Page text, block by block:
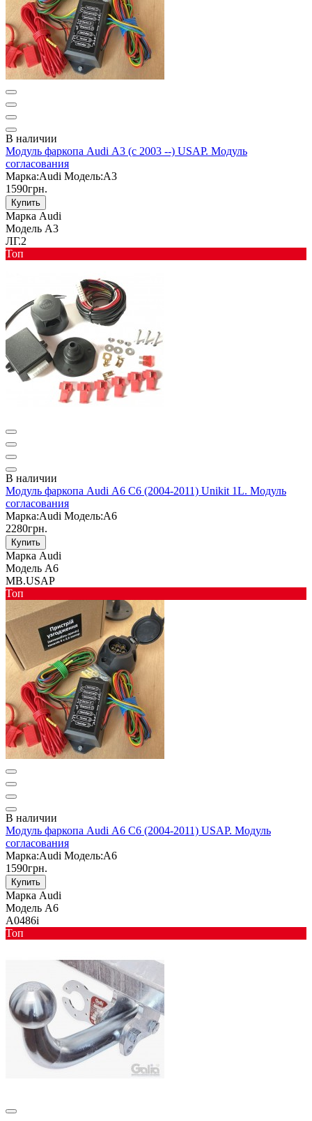
В наличии
Модуль фаркопа Audi А3 (с 2003 --) USAP. Модуль
согласования
Марка:Audi Модель:A3
1590грн.
Купить
Марка Audi
Модель A3
ЛГ.2
Toп
В наличии
Модуль фаркопа Audi А6 С6 (2004-2011) Unikit 1L. Модуль
согласования
Марка:Audi Модель:A6
2280грн.
Купить
Марка Audi
Модель A6
MB.USAP
Toп
В наличии
Модуль фаркопа Audi А6 С6 (2004-2011) USAP. Модуль
согласования
Марка:Audi Модель:A6
1590грн.
Купить
Марка Audi
Модель A6
A0486i
Toп